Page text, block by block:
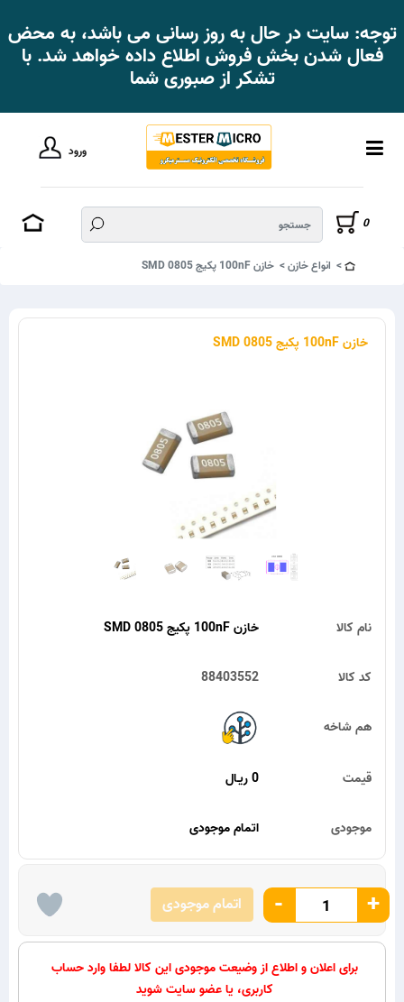
توجه: سایت در حال به روز رسانی می باشد، به محض
فعال شدن بخش فروش اطلاع داده خواهد شد. با
تشکر از صبوری شما
ورود
0
انواع خازن خازن 100nF پکیج SMD 0805
خازن 100nF پکیج SMD 0805
خازن 100nF پکیج SMD 0805 نام کالا
88403552 کد کالا
هم شاخه
0 ریـال قیمت
اتمام موجودی موجودی
اتمام موجودی - +
برای اعلان و اطلاع از وضیعت موجودی این کالا لطفا وارد حساب
کاربری، یا عضو سایت شوید